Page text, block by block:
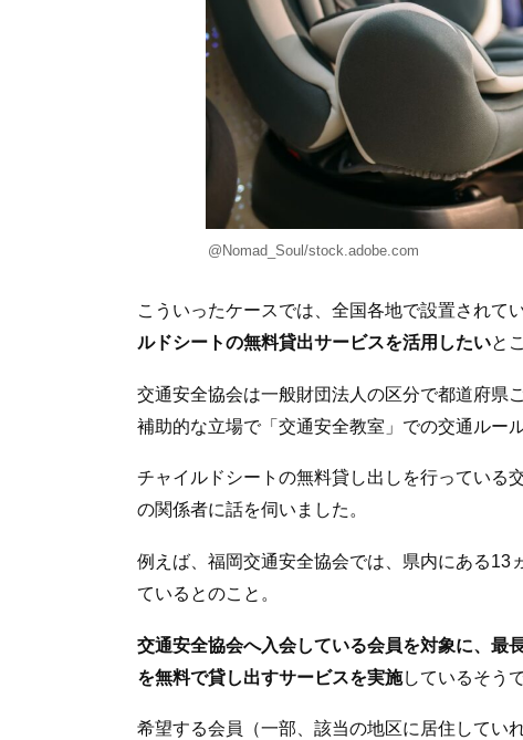
@Nomad_Soul/stock.adobe.com
こういったケースでは、全国各地で設置されて
ルドシートの無料貸出サービスを活用したいと
交通安全協会は一般財団法人の区分で都道府県
補助的な立場で「交通安全教室」での交通ルー
チャイルドシートの無料貸し出しを行っている
の関係者に話を伺いました。
例えば、福岡交通安全協会では、県内にある13
ているとのこと。
交通安全協会へ入会している会員を対象に、最
を無料で貸し出すサービスを実施しているそうで
希望する会員（一部、該当の地区に居住してい